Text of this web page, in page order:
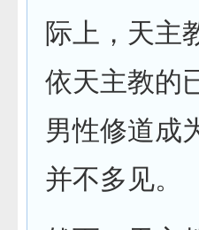
际上，天主
依天主教的
男性修道成
并不多见。